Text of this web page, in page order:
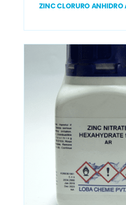
ZINC CLORURO ANHIDRO